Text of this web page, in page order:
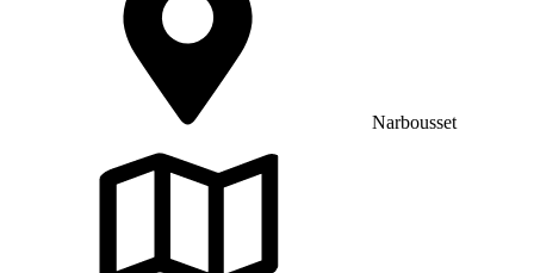
Narbousset